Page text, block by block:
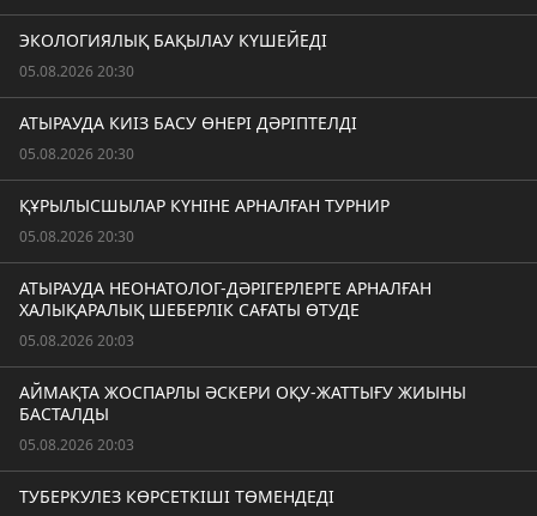
ЭКОЛОГИЯЛЫҚ БАҚЫЛАУ КҮШЕЙЕДІ
05.08.2026 20:30
АТЫРАУДА КИІЗ БАСУ ӨНЕРІ ДӘРІПТЕЛДІ
05.08.2026 20:30
ҚҰРЫЛЫСШЫЛАР КҮНІНЕ АРНАЛҒАН ТУРНИР
05.08.2026 20:30
АТЫРАУДА НЕОНАТОЛОГ-ДӘРІГЕРЛЕРГЕ АРНАЛҒАН
ХАЛЫҚАРАЛЫҚ ШЕБЕРЛІК САҒАТЫ ӨТУДЕ
05.08.2026 20:03
АЙМАҚТА ЖОСПАРЛЫ ӘСКЕРИ ОҚУ-ЖАТТЫҒУ ЖИЫНЫ
БАСТАЛДЫ
05.08.2026 20:03
ТУБЕРКУЛЕЗ КӨРСЕТКІШІ ТӨМЕНДЕДІ